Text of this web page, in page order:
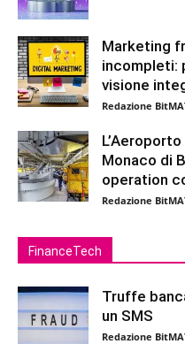
Marketing
incompleti:
visione
Redazione
Monaco di
operation
Redazione
FinanceTech
Truffe
un SMS
Redazione